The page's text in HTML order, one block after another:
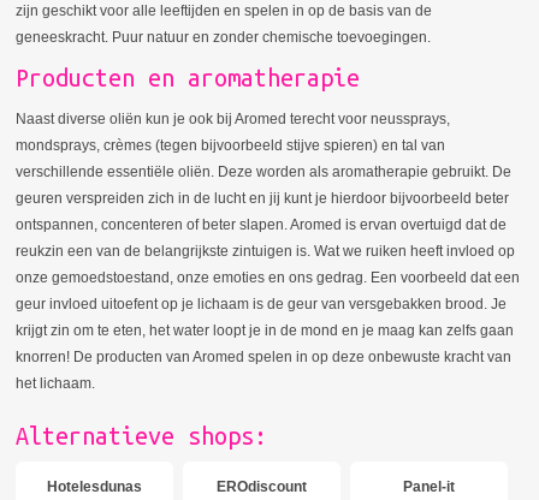
zijn geschikt voor alle leeftijden en spelen in op de basis van de
geneeskracht. Puur natuur en zonder chemische toevoegingen.
Producten en aromatherapie
Naast diverse oliën kun je ook bij Aromed terecht voor neussprays,
mondsprays, crèmes (tegen bijvoorbeeld stijve spieren) en tal van
verschillende essentiële oliën. Deze worden als aromatherapie gebruikt. De
geuren verspreiden zich in de lucht en jij kunt je hierdoor bijvoorbeeld beter
ontspannen, concenteren of beter slapen. Aromed is ervan overtuigd dat de
reukzin een van de belangrijkste zintuigen is. Wat we ruiken heeft invloed op
onze gemoedstoestand, onze emoties en ons gedrag. Een voorbeeld dat een
geur invloed uitoefent op je lichaam is de geur van versgebakken brood. Je
krijgt zin om te eten, het water loopt je in de mond en je maag kan zelfs gaan
knorren! De producten van Aromed spelen in op deze onbewuste kracht van
het lichaam.
Alternatieve shops:
Hotelesdunas EROdiscount Panel-it